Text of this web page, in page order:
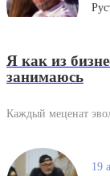
Я как из
занимаюсь
Каждый меценат
19